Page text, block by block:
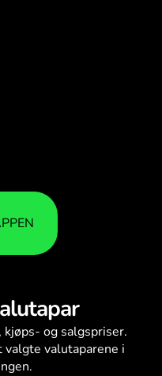
kjøps- og salgspriser.
valutaparene i